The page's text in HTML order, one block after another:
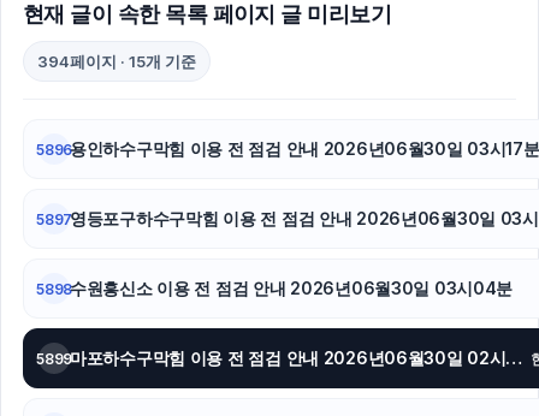
강남상간소송변호사
인스타그램 팔로워
고양이파양
현재 글이 속한 목록 페이지 글 미리보기
394페이지 · 15개 기준
5896용인하수구막힘 이용 전 점검 안내 2026년06월30일 03시17분
5897영등포구하수구막힘 이용 전 점검 안내 2026년06월30일 03시
5898수원흥신소 이용 전 점검 안내 2026년06월30일 03시04분
5899 마포하수구막힘 이용 전 점검 안내 2026년06월30일 02시56분